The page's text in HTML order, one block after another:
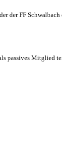
der FF
passives Mitglied